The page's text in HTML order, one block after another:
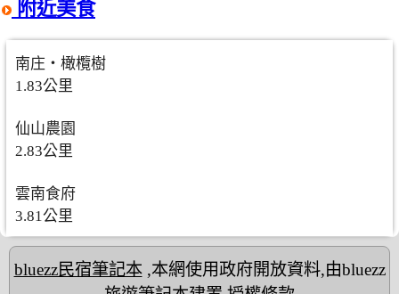
附近美食
南庄‧橄欖樹
1.83公里
仙山農園
2.83公里
雲南食府
3.81公里
bluezz民宿筆記本,本網使用政府開放資料,由bluezz